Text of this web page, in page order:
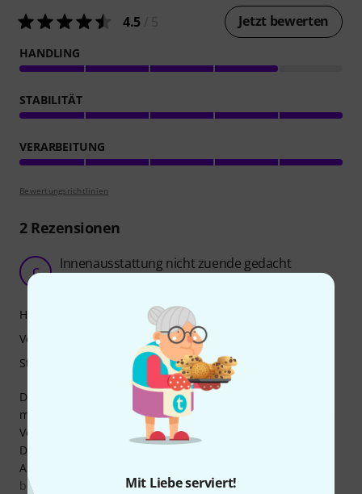
Mit Liebe serviert!
4.5 Jetzt bewerten
HANDLING
STABILITÄT
VERARBEITUNG
Bewertungsrichtlinien
2Rezensionen
C Innenausstattung nicht zuende gedacht
Das Case selbst macht einen guten Eindruck, alles
maßhaltig, die Hälften passen ohne Hakeln ineinander, die
Verschlüsse greifen gut.
Die Polsterung innen könnte besser sein: Zur individuellen
Anpassung sind zwar ein paar einklettbare Polster
beigelegt, aber nur in einer einzigen Materialstärke, die
Handling
Verarbeitung
Stabilität